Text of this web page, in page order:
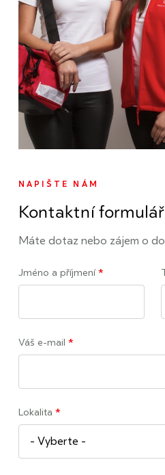
NAPIŠTE NÁM
Kontaktní formulář
Máte dotaz nebo zájem o
Jméno a příjmení*
Váš e-mail *
Lokalita *